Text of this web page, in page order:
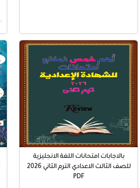
بالاجابات امتحانات اللغة الانجليزية
للصف الثالث الاعدادي الترم الثاني 2026
PDF